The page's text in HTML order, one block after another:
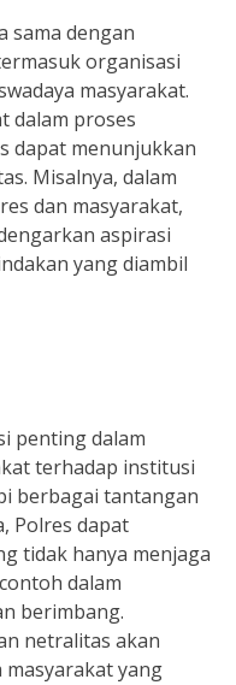
sama dengan
organisasi
masyarakat.
dalam proses
dapat menunjukkan
Misalnya, dalam
dan masyarakat,
aspirasi
yang diambil
penting dalam
terhadap institusi
berbagai tantangan
Polres dapat
tidak hanya menjaga
dalam
berimbang.
netralitas akan
yang